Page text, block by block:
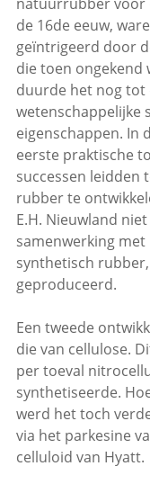
de 16de eeuw,
geïntrigeerd door
die toen ongekend
duurde het nog tot
wetenschappelijke
eigenschappen. In
eerste praktische
successen leidden
rubber te
E.H. Nieuwland
samenwerking
synthetisch
geproduceerd.
Een tweede
die van cellulose.
per toeval
synthetiseerde.
werd het toch
via het parkesine
celluloid van Hyatt.